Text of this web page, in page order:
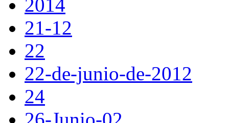
2014
21-12
22
22-de-junio-de-2012
24